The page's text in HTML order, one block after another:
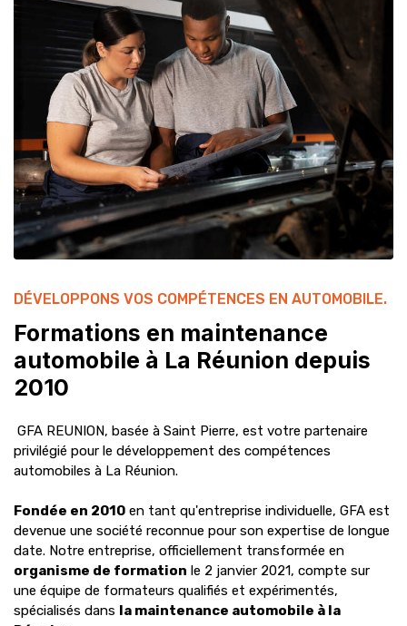
ACCÈS COURS EN LIGNE
RÉSERVATIONS & ACCÈS MEMBRES
DÉVELOPPONS VOS COMPÉTENCES EN AUTOMOBILE.
Formations en maintenance
automobile à La Réunion depuis
2010
GFA REUNION, basée à Saint Pierre, est votre partenaire
privilégié pour le développement des compétences
automobiles à La Réunion.
Fondée en 2010 en tant qu'entreprise individuelle, GFA est
devenue une société reconnue pour son expertise de longue
date. Notre entreprise, officiellement transformée en
organisme de formation le 2 janvier 2021, compte sur
une équipe de formateurs qualifiés et expérimentés,
spécialisés dans la maintenance automobile à la